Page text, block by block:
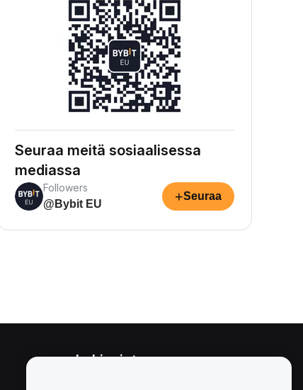
Seuraa meitä sosiaalisessa
mediassa
Followers
@Bybit EU
+Seuraa
Lakiasiat